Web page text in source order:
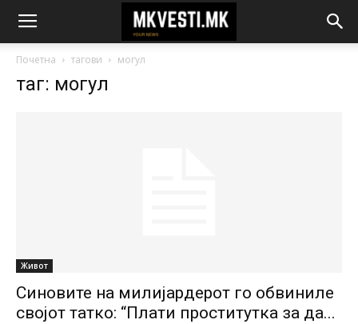
Почетна тагови могул
таг: могул
Живот
Синовите на милијардерот го обвиниле
својот татко: “Плати проститутка за да...